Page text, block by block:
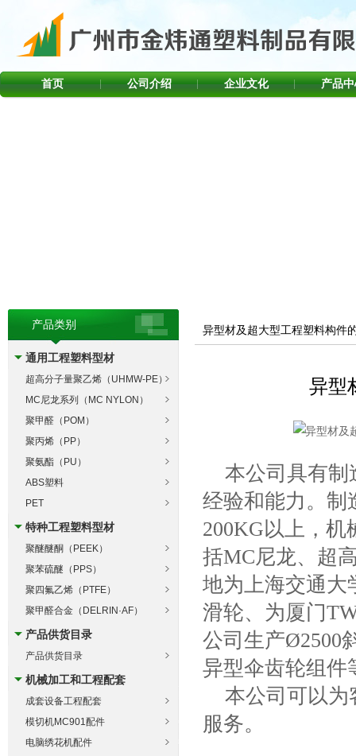
首页 公司介绍 企业文化 产品
产品类别
通用工程塑料型材
超高分子量聚乙烯（UHMW-PE）
MC尼龙系列（MC NYLON）
聚甲醛（POM）
聚丙烯（PP）
聚氨酯（PU）
ABS塑料
PET
特种工程塑料型材
聚醚醚酮（PEEK）
聚苯硫醚（PPS）
聚四氟乙烯（PTFE）
聚甲醛合金（DELRIN·AF）
产品供货目录
产品供货目录
机械加工和工程配套
成套设备工程配套
模切机MC901配件
电脑绣花机配件
异型材及超大型工程塑料构件
异型
本公司具有制
经验和能力。制
200KG以上，机
括MC尼龙、超
地为上海交通大
滑轮、为厦门
公司生产Ø2500
异型伞齿轮组件
本公司可以为
服务。